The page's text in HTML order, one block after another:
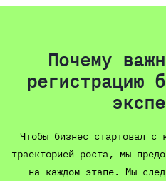
Почему
регистрацию
Чтобы бизнес стартовал с
траекторией роста, мы
на каждом этапе. Мы